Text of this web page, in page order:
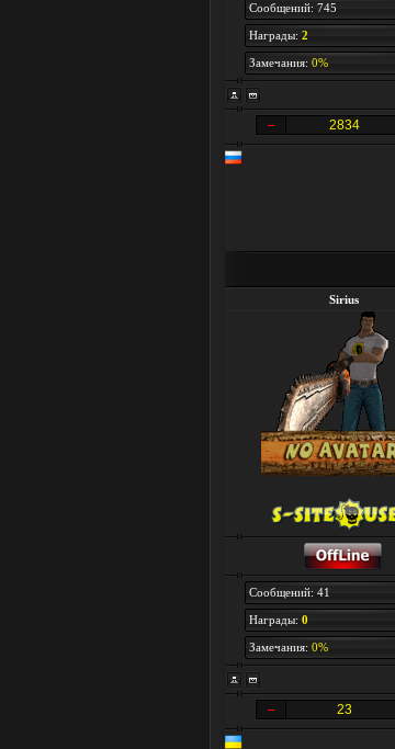
Сообщений: 745
Награды: 2
Замечания: 0%
2834
Sirius
Сообщений: 41
Награды: 0
Замечания: 0%
23